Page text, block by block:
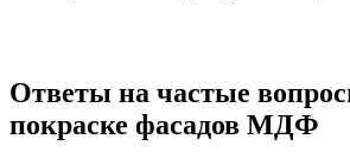
Ответы на частые
покраске фасадов МДФ